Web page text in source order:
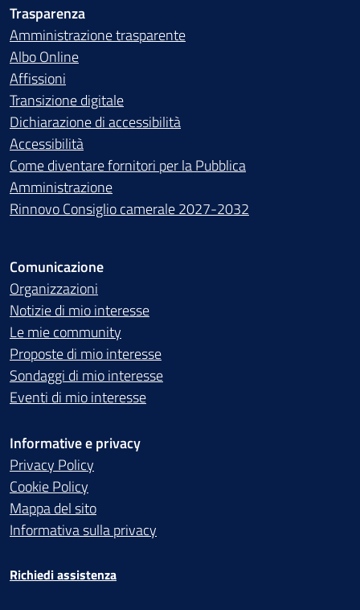
Trasparenza
Amministrazione trasparente
Albo Online
Affissioni
Transizione digitale
Dichiarazione di accessibilità
Accessibilità
Come diventare fornitori per la Pubblica
Amministrazione
Rinnovo Consiglio camerale 2027-2032
Comunicazione
Organizzazioni
Notizie di mio interesse
Le mie community
Proposte di mio interesse
Sondaggi di mio interesse
Eventi di mio interesse
Informative e privacy
Privacy Policy
Cookie Policy
Mappa del sito
Informativa sulla privacy
Richiedi assistenza